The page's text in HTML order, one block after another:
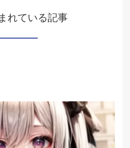
れている記事